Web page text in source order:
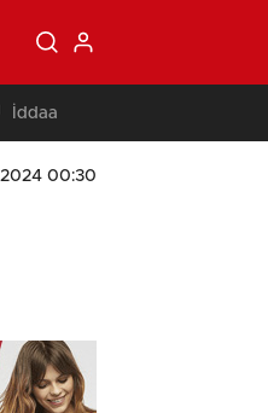
İddaa
2024 00:30